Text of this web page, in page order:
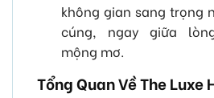
không gian sang trọng
cúng, ngay giữa
mộng mơ.
Tổng Quan Về The Luxe